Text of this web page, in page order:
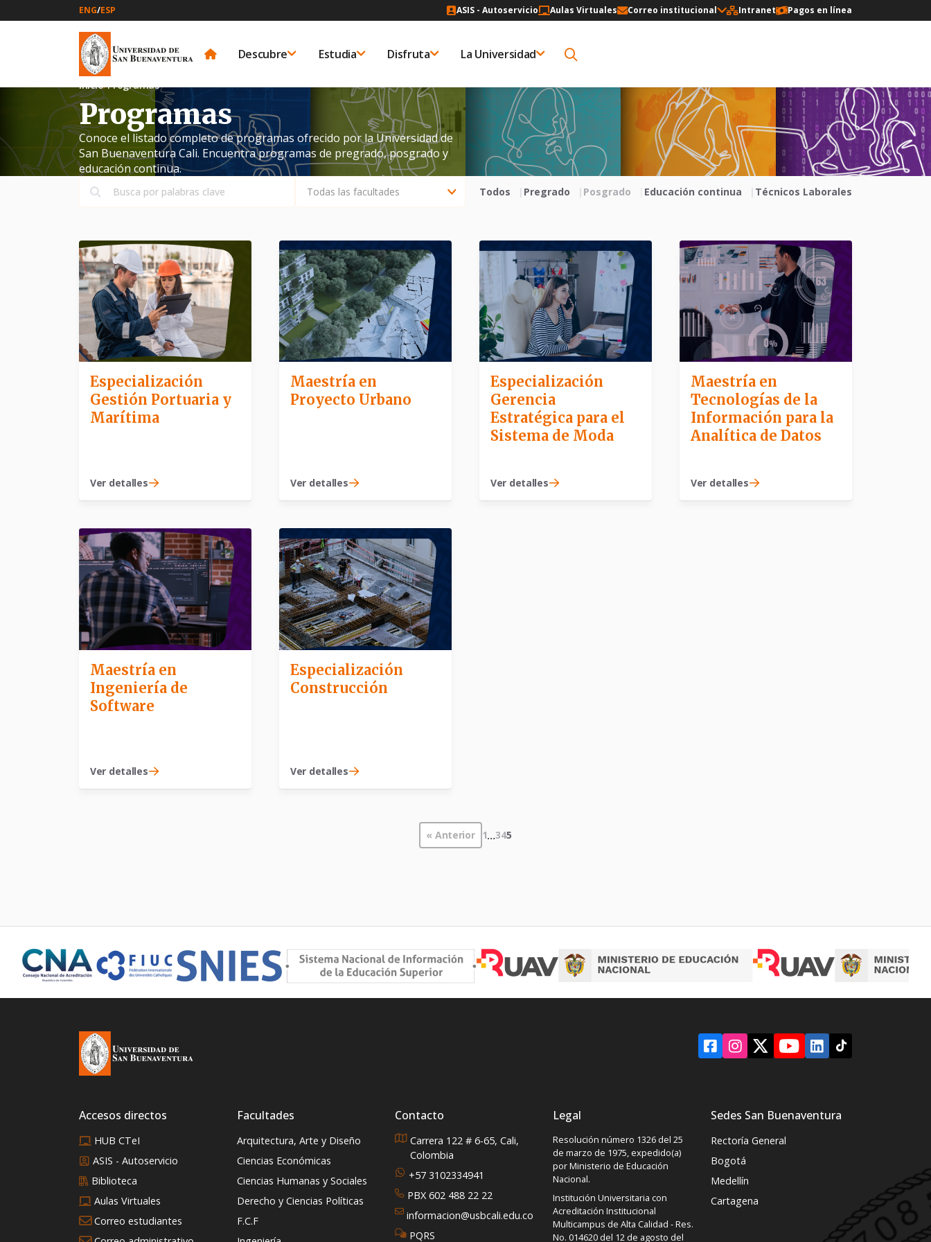
ENG/ESP ASIS - Autoservicio Aulas Virtuales Correo institucional Intranet Pagos en línea
Descubre Estudia Disfruta La Universidad
Inicio Programas
Programas
Conoce el listado completo de programas ofrecido por la Universidad de
San Buenaventura Cali. Encuentra programas de pregrado, posgrado y
educación continua.
Todos Pregrado Posgrado Educación continua Técnicos Laborales
Especialización
Gestión Portuaria y
Marítima
Ver detalles
Maestría en
Proyecto Urbano
Ver detalles
Especialización
Gerencia
Estratégica para el
Sistema de Moda
Ver detalles
Maestría en
Tecnologías de la
Información para la
Analítica de Datos
Ver detalles
Maestría en
Ingeniería de
Software
Ver detalles
Especialización
Construcción
Ver detalles
« Anterior 1…345
Accesos directos
HUB CTeI
ASIS - Autoservicio
Biblioteca
Aulas Virtuales
Correo estudiantes
Facultades
Arquitectura, Arte y Diseño
Ciencias Económicas
Ciencias Humanas y Sociales
Derecho y Ciencias Políticas
F.C.F
Contacto
Carrera 122 # 6-65, Cali,
Colombia
+57 3102334941
PBX 602 488 22 22
informacion@usbcali.edu.co
PQRS
Legal
Resolución número 1326 del 25
de marzo de 1975, expedido(a)
por Ministerio de Educación
Nacional.
Institución Universitaria con
Acreditación Institucional
Multicampus de Alta Calidad - Res.
No. 014620 del 12 de agosto del
Sedes San Buenaventura
Rectoría General
Bogotá
Medellín
Cartagena